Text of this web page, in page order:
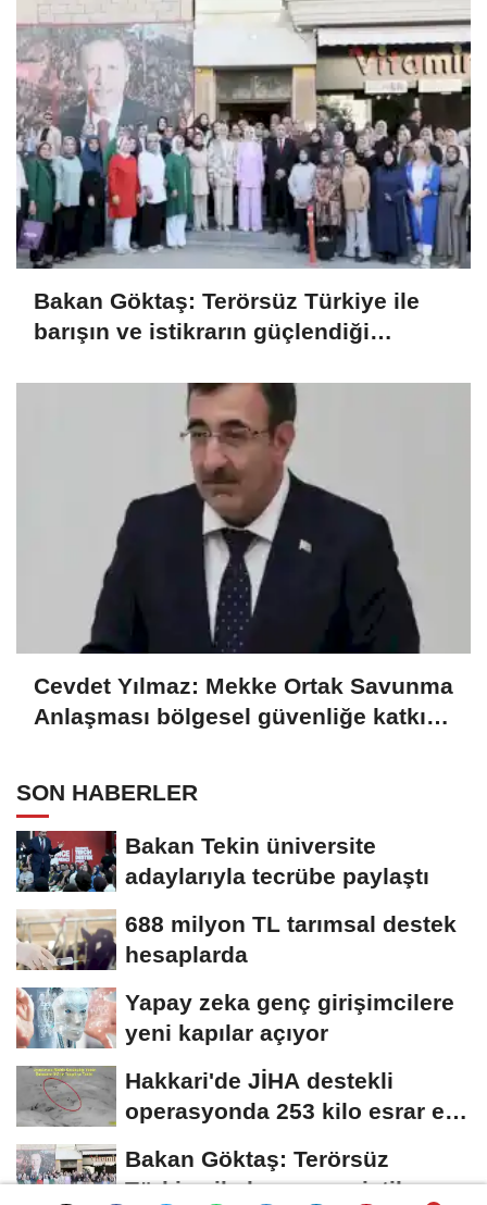
Bakan Göktaş: Terörsüz Türkiye ile
barışın ve istikrarın güçlendiği
Cevdet Yılmaz: Mekke Ortak Savunma
Anlaşması bölgesel güvenliğe katkı
SON HABERLER
Bakan Tekin üniversite
adaylarıyla tecrübe paylaştı
688 milyon TL tarımsal destek
hesaplarda
Yapay zeka genç girişimcilere
yeni kapılar açıyor
Hakkari'de JİHA destekli
operasyonda 253 kilo esrar ele
Bakan Göktaş: Terörsüz
Türkiye ile barışın ve istikrarın